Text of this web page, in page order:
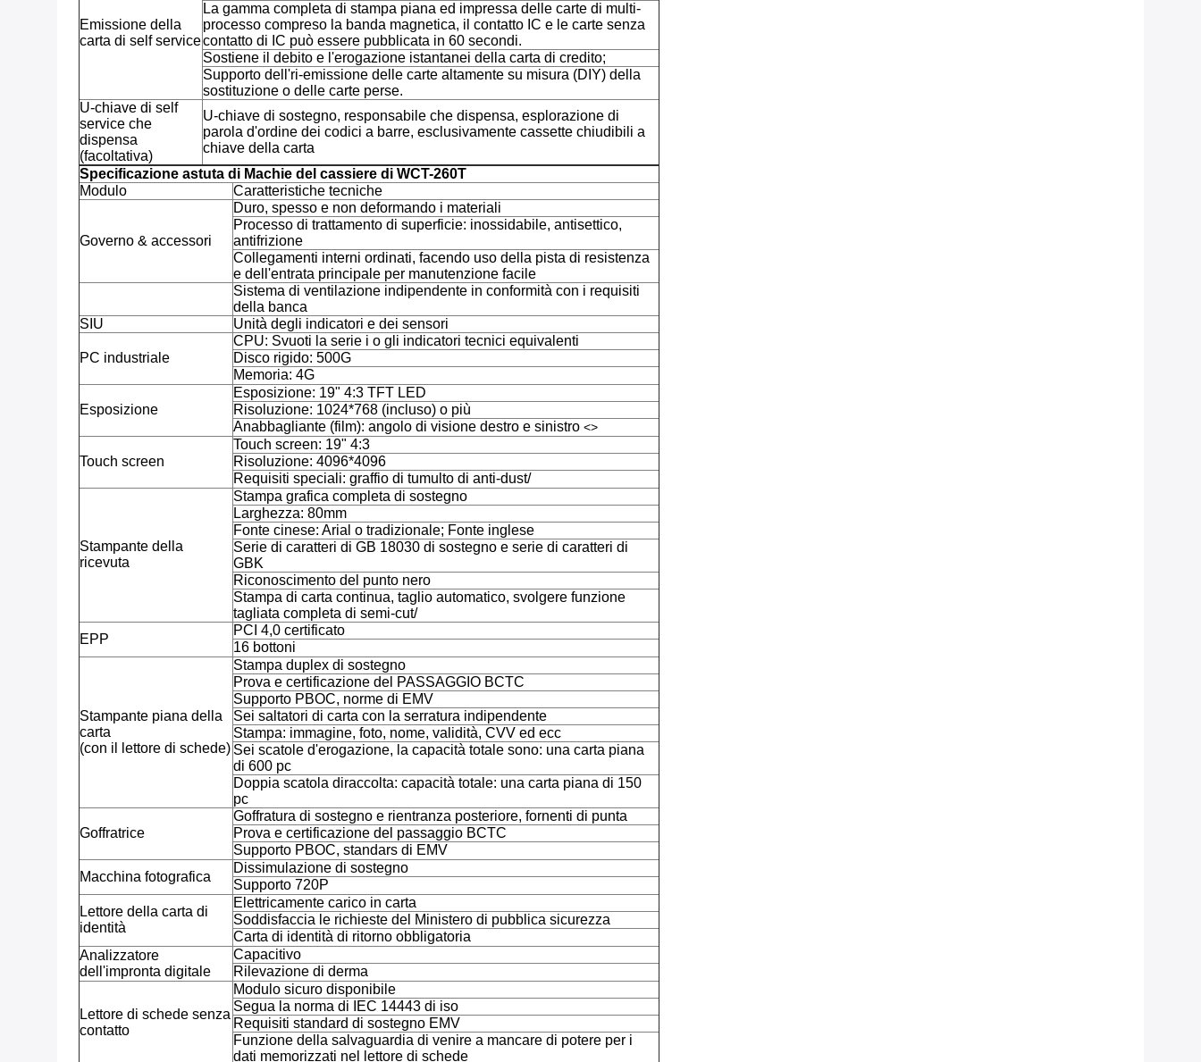
Emissione della
carta di self service
La gamma completa di stampa piana ed impressa delle carte di multi-
processo compreso la banda magnetica, il contatto IC e le carte senza
contatto di IC può essere pubblicata in 60 secondi.
Sostiene il debito e l'erogazione istantanei della carta di credito;
Supporto dell'ri-emissione delle carte altamente su misura (DIY) della
sostituzione o delle carte perse.
U-chiave di self
service che
dispensa
(facoltativa)
U-chiave di sostegno, responsabile che dispensa, esplorazione di
parola d'ordine dei codici a barre, esclusivamente cassette chiudibili a
chiave della carta
Specificazione astuta di Machie del cassiere di WCT-260T
Modulo
Caratteristiche tecniche
Governo & accessori
Duro, spesso e non deformando i materiali
Processo di trattamento di superficie: inossidabile, antisettico,
antifrizione
Collegamenti interni ordinati, facendo uso della pista di resistenza
e dell'entrata principale per manutenzione facile
Sistema di ventilazione indipendente in conformità con i requisiti
della banca
SIU
Unità degli indicatori e dei sensori
PC industriale
CPU: Svuoti la serie i o gli indicatori tecnici equivalenti
Disco rigido: 500G
Memoria: 4G
Esposizione
Esposizione: 19" 4:3 TFT LED
Risoluzione: 1024*768 (incluso) o più
Anabbagliante (film): angolo di visione destro e sinistro <>
Touch screen
Touch screen: 19" 4:3
Risoluzione: 4096*4096
Requisiti speciali: graffio di tumulto di anti-dust/
Stampante della
ricevuta
Stampa grafica completa di sostegno
Larghezza: 80mm
Fonte cinese: Arial o tradizionale; Fonte inglese
Serie di caratteri di GB 18030 di sostegno e serie di caratteri di
GBK
Riconoscimento del punto nero
Stampa di carta continua, taglio automatico, svolgere funzione
tagliata completa di semi-cut/
EPP
PCI 4,0 certificato
16 bottoni
Stampante piana della
carta
(con il lettore di schede)
Stampa duplex di sostegno
Prova e certificazione del PASSAGGIO BCTC
Supporto PBOC, norme di EMV
Sei saltatori di carta con la serratura indipendente
Stampa: immagine, foto, nome, validità, CVV ed ecc
Sei scatole d'erogazione, la capacità totale sono: una carta piana
di 600 pc
Doppia scatola diraccolta: capacità totale: una carta piana di 150
pc
Goffratrice
Goffratura di sostegno e rientranza posteriore, fornenti di punta
Prova e certificazione del passaggio BCTC
Supporto PBOC, standars di EMV
Macchina fotografica
Dissimulazione di sostegno
Supporto 720P
Lettore della carta di
identità
Elettricamente carico in carta
Soddisfaccia le richieste del Ministero di pubblica sicurezza
Carta di identità di ritorno obbligatoria
Analizzatore
dell'impronta digitale
Capacitivo
Rilevazione di derma
Lettore di schede senza
contatto
Modulo sicuro disponibile
Segua la norma di IEC 14443 di iso
Requisiti standard di sostegno EMV
Funzione della salvaguardia di venire a mancare di potere per i
dati memorizzati nel lettore di schede